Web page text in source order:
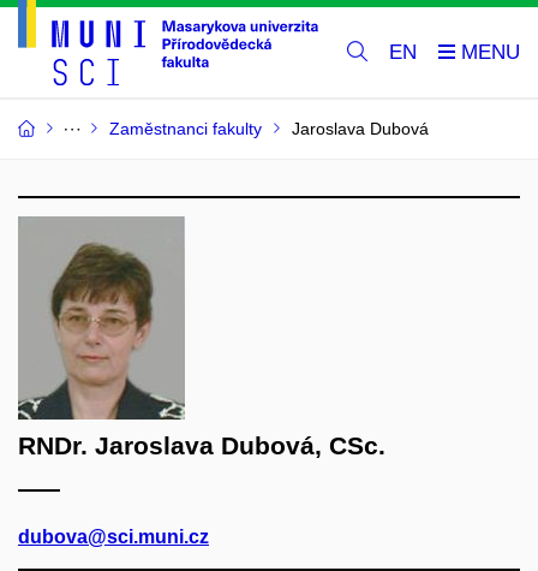
EN
Zaměstnanci fakulty Jaroslava Dubová
RNDr. Jaroslava Dubová, CSc.
dubova@sci.muni.cz